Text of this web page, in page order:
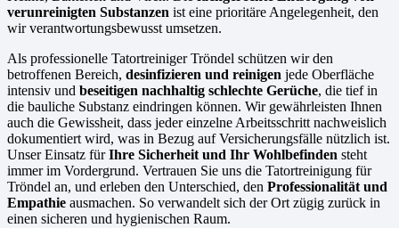
verunreinigten Substanzen ist eine prioritäre Angelegenheit, den
wir verantwortungsbewusst umsetzen.
Als professionelle Tatortreiniger Tröndel schützen wir den
betroffenen Bereich, desinfizieren und reinigen jede Oberfläche
intensiv und beseitigen nachhaltig schlechte Gerüche, die tief in
die bauliche Substanz eindringen können. Wir gewährleisten Ihnen
auch die Gewissheit, dass jeder einzelne Arbeitsschritt nachweislich
dokumentiert wird, was in Bezug auf Versicherungsfälle nützlich ist.
Unser Einsatz fürIhre Sicherheit und Ihr Wohlbefinden steht
immer im Vordergrund. Vertrauen Sie uns die Tatortreinigung für
Tröndel an, und erleben den Unterschied, den Professionalität und
Empathie ausmachen. So verwandelt sich der Ort zügig zurück in
einen sicheren und hygienischen Raum.